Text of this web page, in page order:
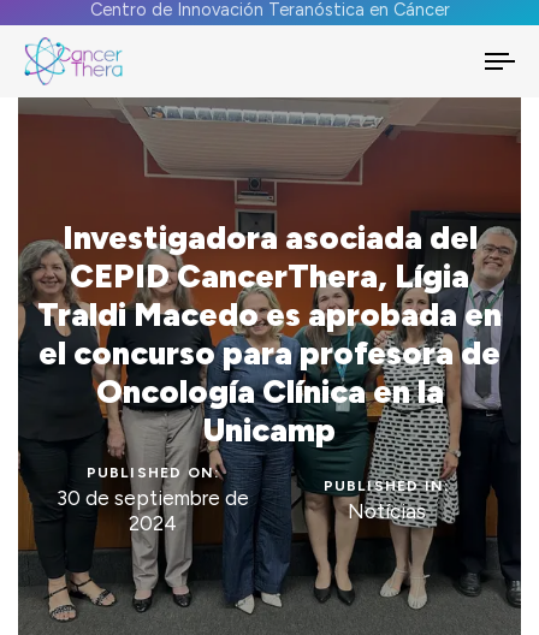
Centro de Innovación Teranóstica en Cáncer
Investigadora asociada del
CEPID CancerThera, Lígia
Traldi Macedo es aprobada en
el concurso para profesora de
Oncología Clínica en la
Unicamp
PUBLISHED ON:
30 de septiembre de
2024
PUBLISHED IN:
Notícias